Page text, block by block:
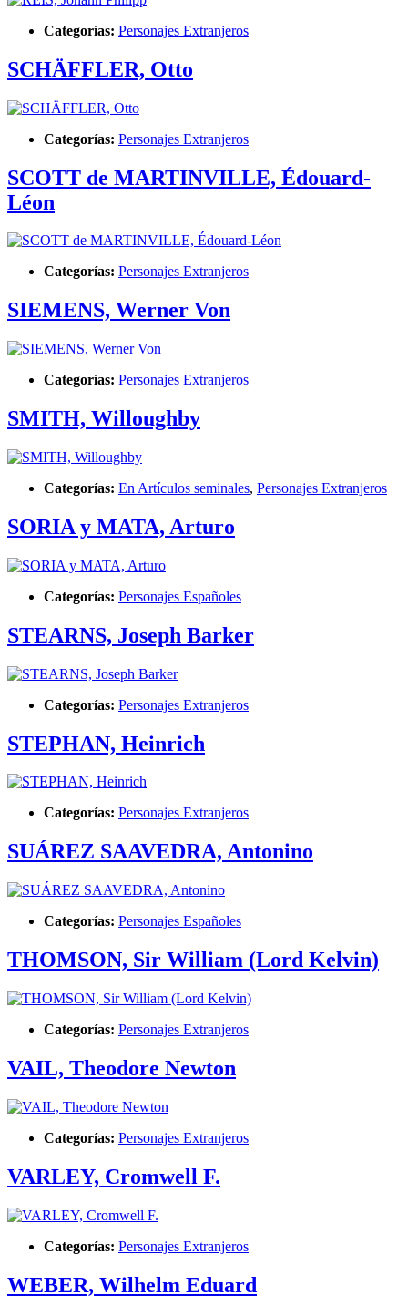
Categorías: Personajes Extranjeros
SCHÄFFLER, Otto
Categorías: Personajes Extranjeros
SCOTT de MARTINVILLE, Édouard-
Léon
Categorías: Personajes Extranjeros
SIEMENS, Werner Von
Categorías: Personajes Extranjeros
SMITH, Willoughby
Categorías: En Artículos seminales, Personajes Extranjeros
SORIA y MATA, Arturo
Categorías: Personajes Españoles
STEARNS, Joseph Barker
Categorías: Personajes Extranjeros
STEPHAN, Heinrich
Categorías: Personajes Extranjeros
SUÁREZ SAAVEDRA, Antonino
Categorías: Personajes Españoles
THOMSON, Sir William (Lord Kelvin)
Categorías: Personajes Extranjeros
VAIL, Theodore Newton
Categorías: Personajes Extranjeros
VARLEY, Cromwell F.
Categorías: Personajes Extranjeros
WEBER, Wilhelm Eduard